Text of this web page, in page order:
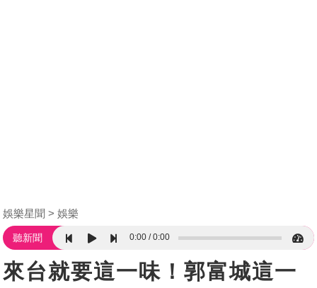
娛樂星聞 娛樂
聽新聞 0:00 0:00
來台就要這一味！郭富城這一